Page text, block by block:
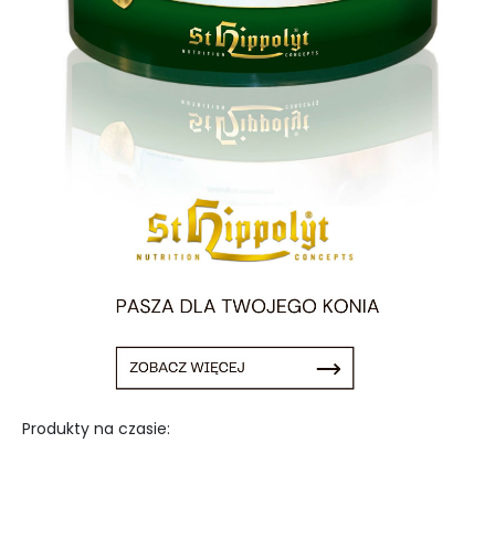
Produkty na czasie: